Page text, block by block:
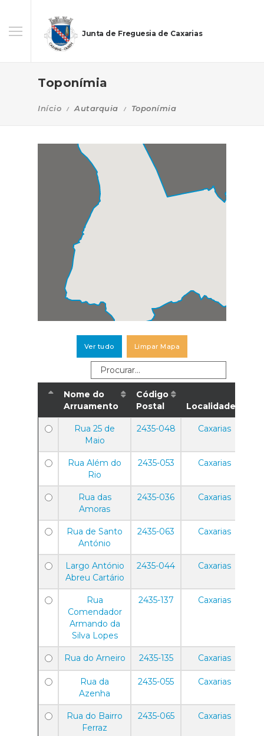
Junta de Freguesia de Caxarias
Toponímia
Início Autarquia Toponímia
Ver tudo Limpar Mapa
Nome do
Arruamento
Código
Postal
Localidade
Rua 25 de
Maio
2435-048 Caxarias
Rua Além do
Rio
2435-053 Caxarias
Rua das
Amoras
2435-036 Caxarias
Rua de Santo
António
2435-063 Caxarias
Largo António
Abreu Cartário
2435-044 Caxarias
Rua
Comendador
Armando da
Silva Lopes
2435-137 Caxarias
Rua do Arneiro 2435-135 Caxarias
Rua da
Azenha
2435-055 Caxarias
Rua do Bairro
Ferraz
2435-065 Caxarias